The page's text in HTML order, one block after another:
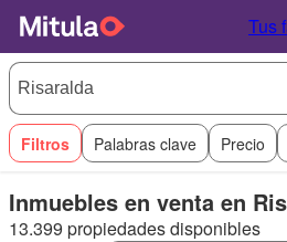
Tus
Filtros Palabras clave Precio
Inmuebles en venta en
13.399 propiedades disponibles